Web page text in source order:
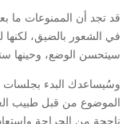
قد تجد أن الممنوعات ما
في الشعور بالضيق، لكنها
سيتحسن الوضع، وحينها
وسُيساعدك البدء بجلسات
الموضوع من قبل طبيب
ناجحة من الجراحة